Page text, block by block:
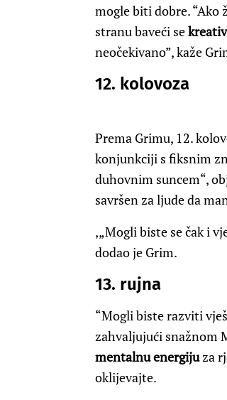
mogle biti dobre.
stranu baveći se
neočekivano”, kaže
12. kolovoza
Prema Grimu, 12.
konjunkciji s fiksnim
duhovnim suncem“,
savršen za ljude da
,„Mogli biste se čak i
dodao je Grim.
13. rujna
“Mogli biste razviti
zahvaljujući snažnom
mentalnu energijuza
oklijevajte.